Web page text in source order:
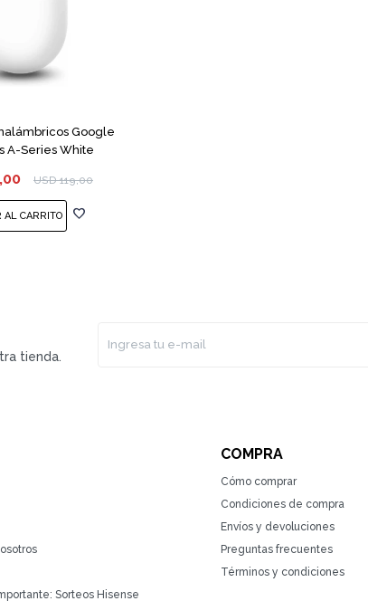
Google
A-Series White
USD 119,00
tienda.
Sorteos Hisense
COMPRA
Cómo comprar
Condiciones de compra
Envíos y devoluciones
Preguntas frecuentes
Términos y condiciones